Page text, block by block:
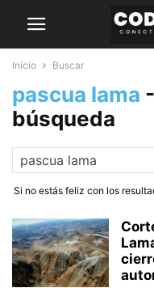
Inicio Buscar
pascua lama -
búsqueda
Si no estás feliz con los